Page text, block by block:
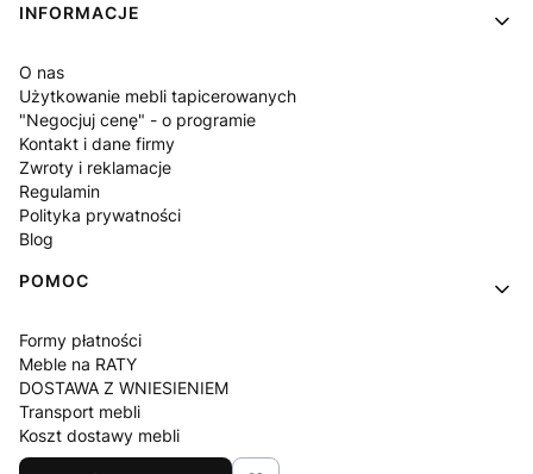
INFORMACJE
O nas
Użytkowanie mebli tapicerowanych
"Negocjuj cenę" - o programie
Kontakt i dane firmy
Zwroty i reklamacje
Regulamin
Polityka prywatności
Blog
POMOC
Formy płatności
Meble na RATY
DOSTAWA Z WNIESIENIEM
Transport mebli
Koszt dostawy mebli
Czas realizacji zamówienia